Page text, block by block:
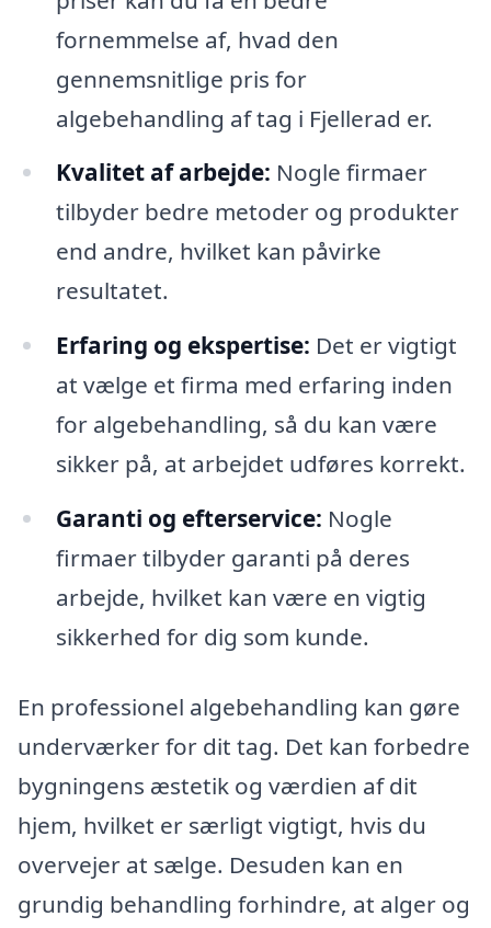
fornemmelse af, hvad den
gennemsnitlige pris for
algebehandling af tag i Fjellerad er.
Kvalitet af arbejde: Nogle firmaer
tilbyder bedre metoder og produkter
end andre, hvilket kan påvirke
resultatet.
Erfaring og ekspertise: Det er vigtigt
at vælge et firma med erfaring inden
for algebehandling, så du kan være
sikker på, at arbejdet udføres korrekt.
Garanti og efterservice: Nogle
firmaer tilbyder garanti på deres
arbejde, hvilket kan være en vigtig
sikkerhed for dig som kunde.
En professionel algebehandling kan gøre
underværker for dit tag. Det kan forbedre
bygningens æstetik og værdien af dit
hjem, hvilket er særligt vigtigt, hvis du
overvejer at sælge. Desuden kan en
grundig behandling forhindre, at alger og